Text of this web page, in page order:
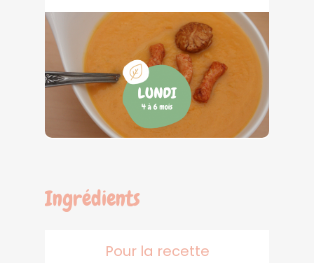
Ingrédients
Pour la recette